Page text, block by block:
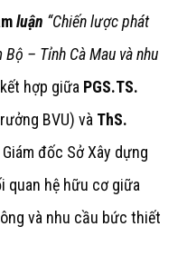
luận “Chiến lược phát
– Tỉnh Cà Mau và nhu
hợp giữa PGS.TS.
BVU) và ThS.
đốc Sở Xây dựng
quan hệ hữu cơ giữa
và nhu cầu bức thiết